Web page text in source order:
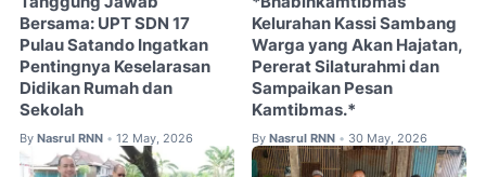
Bersama: UPT SDN 17
Pulau Satando Ingatkan
Pentingnya Keselarasan
Didikan Rumah dan
Sekolah
By Nasrul RNN • 12 May, 2026
Kelurahan Kassi Sambang
Warga yang Akan Hajatan,
Pererat Silaturahmi dan
Sampaikan Pesan
Kamtibmas.*
By Nasrul RNN • 30 May, 2026